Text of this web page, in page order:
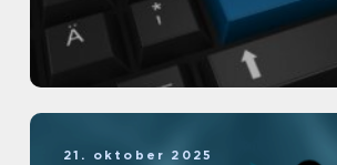
21. oktober 2025